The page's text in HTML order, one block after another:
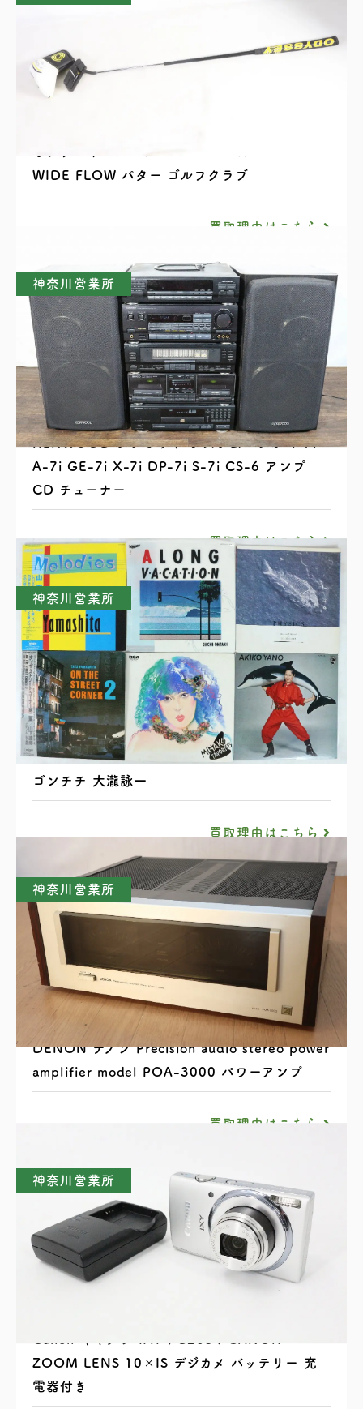
WIDE FLOW パター ゴルフクラブ
買取理由はこちら
神奈川営業所
KENWOOD ケンウッド システムコンポ T-7i
A-7i GE-7i X-7i DP-7i S-7i CS-6 アンプ
CD チューナー
買取理由はこちら
神奈川営業所
レコード まとめ 山下達郎 吉田美奈子 矢野顕子
ゴンチチ 大瀧詠一
買取理由はこちら
神奈川営業所
DENON デノン Precision audio stereo power
amplifier model POA-3000 パワーアンプ
買取理由はこちら
神奈川営業所
ZOOM LENS 10×IS デジカメ バッテリー 充
電器付き